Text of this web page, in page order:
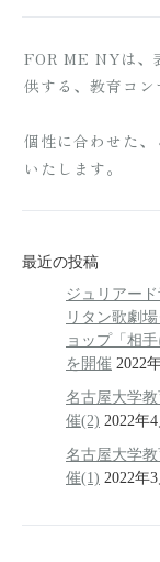
FOR ME NYは、
供する、教育コン
個性に合わせた
いたします。
最近の投稿
ジュリアー
リタン歌劇
ョップ「相
を開催 2022
名古屋大学
催(2) 2022年
名古屋大学
催(1) 2022年